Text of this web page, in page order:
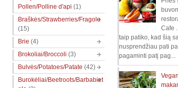
Cafe
taip patiko, kad šią
nusprendžiau pati
pagaminti patį pag...
Pollen/Polline d'api (1)
Braškės/Strawberries/Fragole
(15)
Brie (4)
Brokoliai/Broccoli (3)
Bulvės/Potatoes/Patate (42)
Burokėliai/Beetroots/Barbabiet